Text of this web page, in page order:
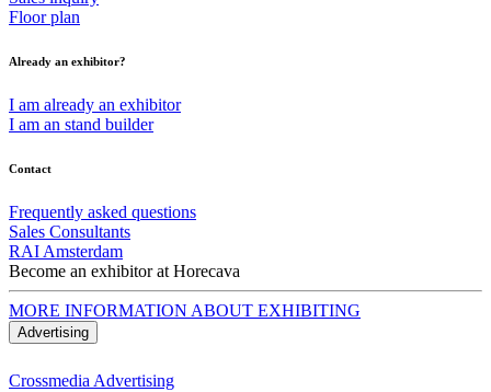
Floor plan
Already an exhibitor?
I am already an exhibitor
I am an stand builder
Contact
Frequently asked questions
Sales Consultants
RAI Amsterdam
Become an exhibitor at Horecava
MORE INFORMATION ABOUT EXHIBITING
Advertising
Crossmedia Advertising